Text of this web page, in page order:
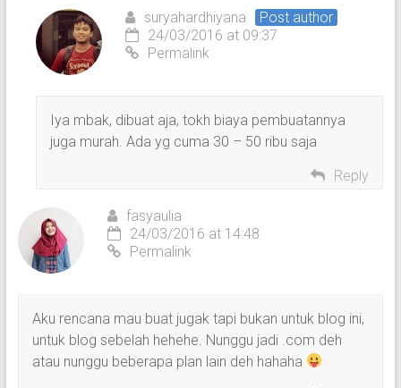
suryahardhiyana
Post author
24/03/2016 at 09:37
Permalink
Iya mbak, dibuat aja, tokh biaya pembuatannya
juga murah. Ada yg cuma 30 – 50 ribu saja
Reply
fasyaulia
24/03/2016 at 14:48
Permalink
Aku rencana mau buat jugak tapi bukan untuk blog ini,
untuk blog sebelah hehehe. Nunggu jadi .com deh
atau nunggu beberapa plan lain deh hahaha